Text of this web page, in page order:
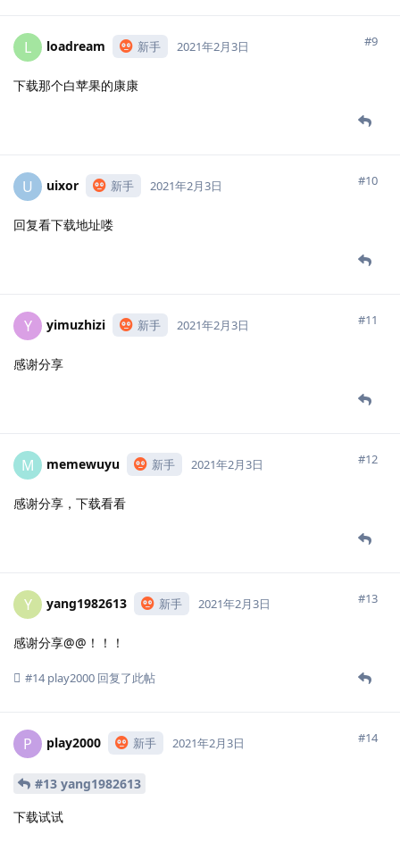
L loadream 新手 #9
2021年2月3日
下载那个白苹果的康康
U uixor 新手 #10
2021年2月3日
回复看下载地址喽
Y yimuzhizi 新手 #11
2021年2月3日
感谢分享
M memewuyu 新手 #12
2021年2月3日
感谢分享，下载看看
Y yang1982613 新手 #13
2021年2月3日
感谢分享@@！！！
#14 play2000 回复了此帖
P play2000 新手 #14
2021年2月3日
#13 yang1982613
下载试试